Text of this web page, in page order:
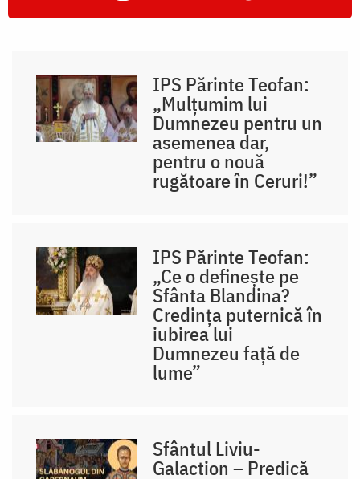
IPS Părinte Teofan:
„Mulțumim lui
Dumnezeu pentru un
asemenea dar,
pentru o nouă
rugătoare în Ceruri!”
IPS Părinte Teofan:
„Ce o definește pe
Sfânta Blandina?
Credința puternică în
iubirea lui
Dumnezeu față de
lume”
Sfântul Liviu-
Galaction – Predică